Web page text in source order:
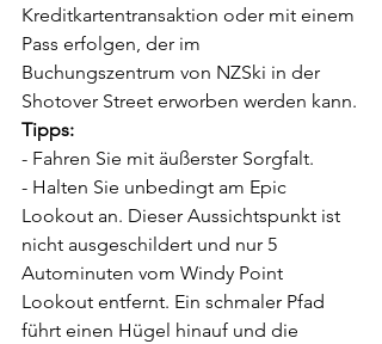
Kreditkartentransaktion oder mit ei­nem
Pass erfolgen, der im
Buchungszentrum von NZSki in der
Shotover Street erworben wer­den kann.
Tipps:
- Fahren Sie mit äußerster Sorgfalt.
- Halten Sie unbedingt am Epic
Lookout an. Dieser Aussichtspunkt ist
nicht ausgeschildert und nur 5
Autominuten vom Windy Point
Lookout entfernt. Ein schmaler Pfad
führt einen Hü­gel hinauf und die